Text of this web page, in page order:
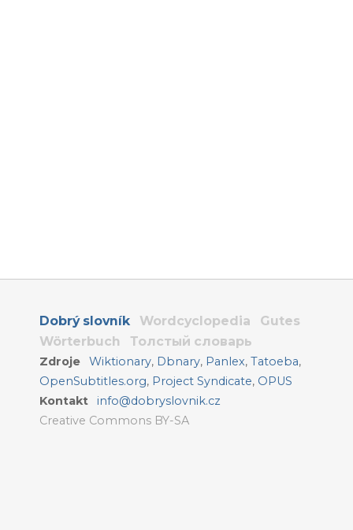
Dobrý slovník Wordcyclopedia
Gutes
Wörterbuch
Толстый словарь
Zdroje Wiktionary, Dbnary, Panlex,Tatoeba,
OpenSubtitles.org, Project Syndicate, OPUS
Kontakt
info@dobryslovnik.cz
Creative Commons BY-SA